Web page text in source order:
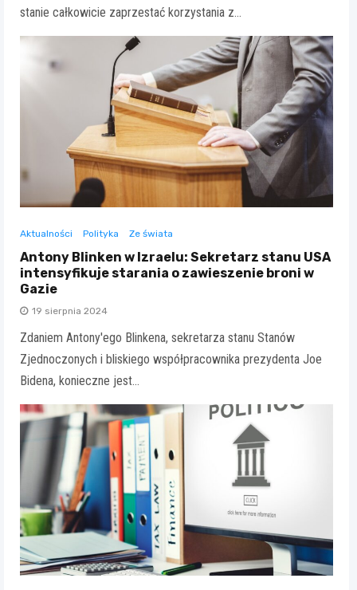
stanie całkowicie zaprzestać korzystania z…
Aktualności Polityka Ze świata
Antony Blinken w Izraelu: Sekretarz stanu USA
intensyfikuje starania o zawieszenie broni w
Gazie
19 sierpnia 2024
Zdaniem Antony'ego Blinkena, sekretarza stanu Stanów
Zjednoczonych i bliskiego współpracownika prezydenta Joe
Bidena, konieczne jest…